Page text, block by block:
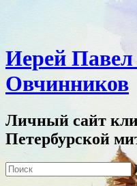
Иерей
Овчинников
Личный сайт
Петербурской